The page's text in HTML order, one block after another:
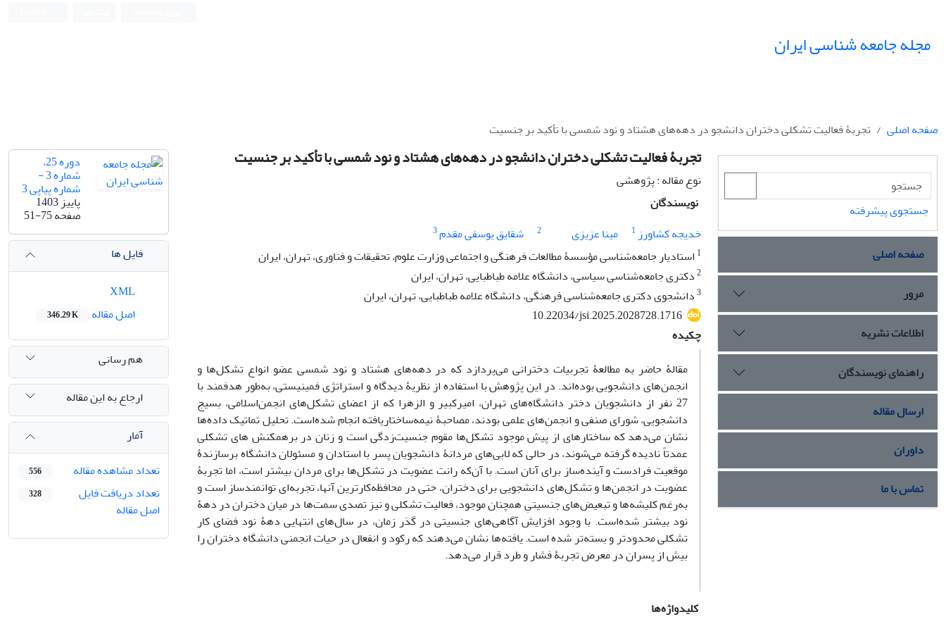
مجله جامعه شناسی ایران
صفحه اصلی تجربۀ فعالیت تشکلی دختران دانشجو در دهه‌های هشتاد و نود شمسی با تأکید بر جنسیت
تجربۀ فعالیت تشکلی دختران دانشجو در دهه‌های هشتاد و نود شمسی با تأکید بر جنسیت
نوع مقاله : پژوهشی
نویسندگان
خدیجه کشاورز1 مینا عزیزی 2 شقایق یوسفی مقدم3
1 استادیار جامعه‌شناسی مؤسسۀ مطالعات فرهنگی و اجتماعی وزارت علوم، تحقیقات و فناوری، تهران، ایران
2دکتری جامعه‌شناسی سیاسی، دانشگاه علامه طباطبایی، تهران، ایران
3دانشجوی دکتری جامعه‌شناسی فرهنگی، دانشگاه علامه طباطبایی، تهران، ایران
10.22034/jsi.2025.2028728.1716
چکیده
مقالۀ حاضر به مطالعۀ تجربیات دخترانی می‌پردازد که در دهه‌های هشتاد و نود شمسی عضو انواع تشکل‌ها و
انجمن‌های دانشجویی بوده‌اند. در این پژوهش با استفاده از نظریۀ دیدگاه و استراتژی فمینیستی، به‌طور هدفمند با
27 نفر از دانشجویان دختر دانشگاه‌های تهران، امیرکبیر و الزهرا که از اعضای تشکل‌‌های انجمن‌اسلامی، بسیج
دانشجویی، شورای صنفی و انجمن‌های علمی بودند، مصاحبۀ نیمه‌ساختاریافته انجام شده‌است. تحلیل تماتیک داده‌ها
نشان می‌دهد که ساختارهای از پیش موجود تشکل‌ها مقوم جنسیت‌زدگی است و زنان در برهمکنش های تشکلی
عمدتاً نادیده گرفته می‌شوند، در حالی که لابی‌های مردانۀ دانشجویان پسر با استادان و مسئولان دانشگاه برسازندۀ
موقعیت فرادست و آینده‌ساز برای آنان است. با آن‌که رانت عضویت در تشکل‌ها برای مردان بیشتر است، اما تجربۀ
عضویت در انجمن‌ها و تشکل‌های دانشجویی برای دختران، حتی در محافظه‌کارترین آنها، تجربه‌ای توانمندساز است و
به‌رغم کلیشه‌ها و تبعیض‌های جنسیتیِ همچنان موجود، فعالیت تشکلی و نیز تصدی سمت‌ها در میان دختران در دهۀ
نود بیشتر شده‌است. با وجود افزایش آگاهی‌های جنسیتی در گذر زمان، در سال‌های انتهایی دهۀ نود فضای کار
تشکلی محدودتر و بسته‌تر شده است. یافته‌ها نشان می‌دهند که رکود و انفعال در حیات انجمنی دانشگاه دختران را
بیش از پسران در معرض تجربۀ فشار و طرد قرار می‌دهد.
کلیدواژه‌ها
دوره 25،
شماره 3 -
شماره پیاپی 3
پاییز 1403
صفحه51-75
فایل ها
اصل مقاله
346.29 K
هم رسانی
ارجاع به این مقاله
آمار
تعداد مشاهده مقاله
556
تعداد دریافت فایل
اصل مقاله
328
جستجوی پیشرفته
صفحه اصلی
مرور
اطلاعات نشریه
راهنمای نویسندگان
ارسال مقاله
داوران
تماس با ما